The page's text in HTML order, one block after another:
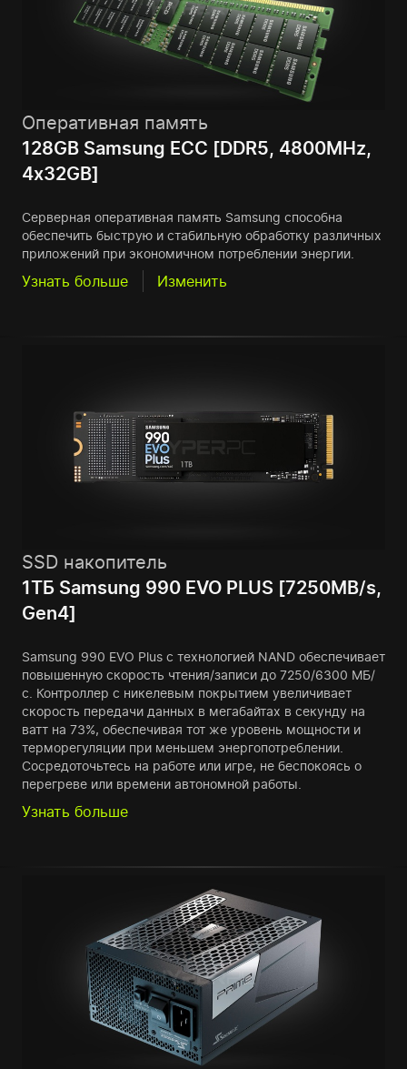
Оперативная память
128GB Samsung ECC [DDR5, 4800MHz,
4x32GB]
Серверная оперативная память Samsung способна
обеспечить быструю и стабильную обработку различных
приложений при экономичном потреблении энергии.
Узнать больше Изменить
SSD накопитель
1ТБ Samsung 990 EVO PLUS [7250MB/s,
Gen4]
Samsung 990 EVO Plus с технологией NAND обеспечивает
повышенную скорость чтения/записи до 7250/6300 МБ/
с. Контроллер с никелевым покрытием увеличивает
скорость передачи данных в мегабайтах в секунду на
ватт на 73%, обеспечивая тот же уровень мощности и
терморегуляции при меньшем энергопотреблении.
Сосредоточьтесь на работе или игре, не беспокоясь о
перегреве или времени автономной работы.
Узнать больше